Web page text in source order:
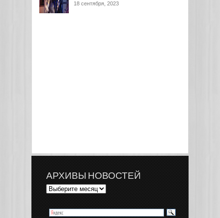
18 сентября, 2023
АРХИВЫ НОВОСТЕЙ